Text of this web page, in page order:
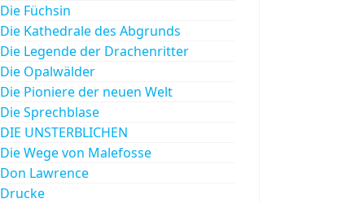
Die Füchsin
Die Kathedrale des Abgrunds
Die Legende der Drachenritter
Die Opalwälder
Die Pioniere der neuen Welt
Die Sprechblase
DIE UNSTERBLICHEN
Die Wege von Malefosse
Don Lawrence
Drucke